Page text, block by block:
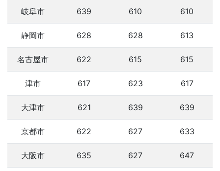
岐阜市 639 610 610
静岡市 628 628 613
名古屋市 622 615 615
津市 617 623 617
大津市 621 639 639
京都市 622 627 633
大阪市 635 627 647